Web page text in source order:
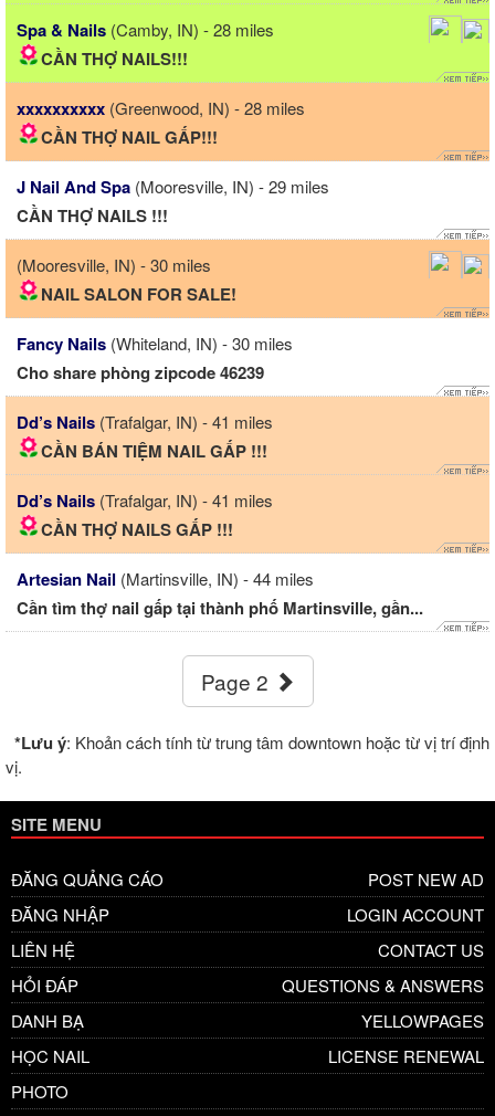
Spa & Nails (Camby, IN) - 28 miles
CẦN THỢ NAILS!!!
xxxxxxxxxx (Greenwood, IN) - 28 miles
CẦN THỢ NAIL GẤP!!!
J Nail And Spa (Mooresville, IN) - 29 miles
CẦN THỢ NAILS !!!
(Mooresville, IN) - 30 miles
NAIL SALON FOR SALE!
Fancy Nails (Whiteland, IN) - 30 miles
Cho share phòng zipcode 46239
Dd’s Nails (Trafalgar, IN) - 41 miles
CẦN BÁN TIỆM NAIL GẤP !!!
Dd’s Nails (Trafalgar, IN) - 41 miles
CẦN THỢ NAILS GẤP !!!
Artesian Nail (Martinsville, IN) - 44 miles
Cần tìm thợ nail gấp tại thành phố Martinsville, gần...
Page 2
*Lưu ý: Khoản cách tính từ trung tâm downtown hoặc từ vị trí định
vị.
SITE MENU
ĐĂNG QUẢNG CÁO
POST NEW AD
ĐĂNG NHẬP
LOGIN ACCOUNT
LIÊN HỆ
CONTACT US
HỎI ĐÁP
QUESTIONS & ANSWERS
DANH BẠ
YELLOWPAGES
HỌC NAIL
LICENSE RENEWAL
PHOTO